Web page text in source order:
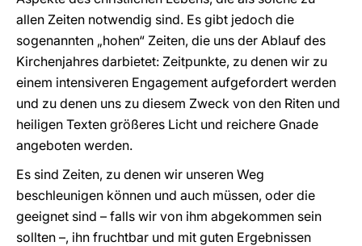
allen Zeiten notwendig sind. Es gibt jedoch die
sogenannten „hohen“ Zeiten, die uns der Ablauf des
Kirchenjahres darbietet: Zeitpunkte, zu denen wir zu
einem intensiveren Engagement aufgefordert werden
und zu denen uns zu diesem Zweck von den Riten und
heiligen Texten größeres Licht und reichere Gnade
angeboten werden.
Es sind Zeiten, zu denen wir unseren Weg
beschleunigen können und auch müssen, oder die
geeignet sind – falls wir von ihm abgekommen sein
sollten –, ihn fruchtbar und mit guten Ergebnissen